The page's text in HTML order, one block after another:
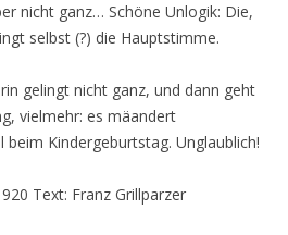
nicht ganz… Schöne Unlogik: Die,
selbst (?) die Hauptstimme.
gelingt nicht ganz, und dann geht
vielmehr: es mäandert
beim Kindergeburtstag. Unglaublich!
Text: Franz Grillparzer